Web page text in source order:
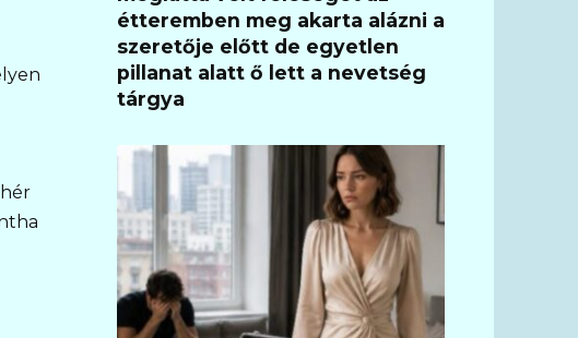
étteremben meg akarta alázni a
szeretője előtt de egyetlen
pillanat alatt ő lett a nevetség
tárgya